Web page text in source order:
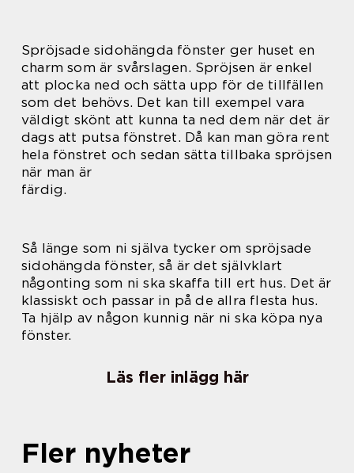
Spröjsade sidohängda fönster ger huset en
charm som är svårslagen. Spröjsen är enkel
att plocka ned och sätta upp för de tillfällen
som det behövs. Det kan till exempel vara
väldigt skönt att kunna ta ned dem när det är
dags att putsa fönstret. Då kan man göra rent
hela fönstret och sedan sätta tillbaka spröjsen
när man är
färdig.
Så länge som ni själva tycker om spröjsade
sidohängda fönster, så är det självklart
någonting som ni ska skaffa till ert hus. Det är
klassiskt och passar in på de allra flesta hus.
Ta hjälp av någon kunnig när ni ska köpa nya
fönster.
Läs fler inlägg här
Fler nyheter